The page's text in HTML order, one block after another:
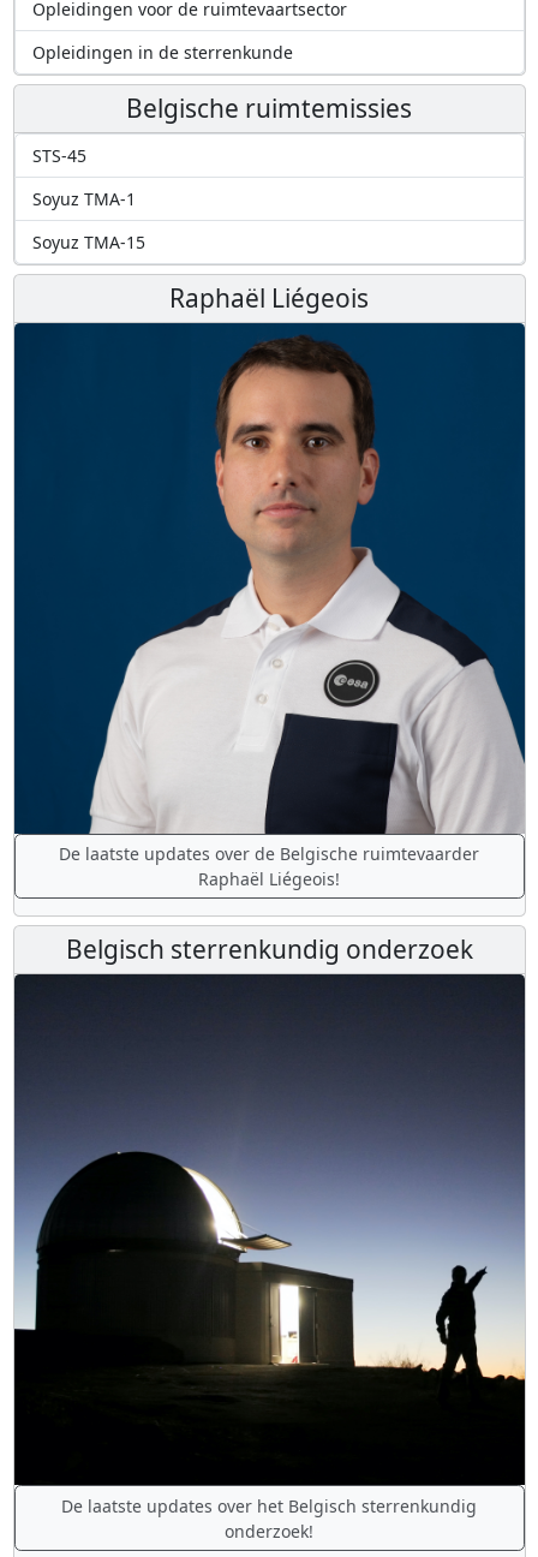
Opleidingen voor de ruimtevaartsector
Opleidingen in de sterrenkunde
Belgische ruimtemissies
STS-45
Soyuz TMA-1
Soyuz TMA-15
Raphaël Liégeois
De laatste updates over de Belgische ruimtevaarder
Raphaël Liégeois!
Belgisch sterrenkundig onderzoek
De laatste updates over het Belgisch sterrenkundig
onderzoek!